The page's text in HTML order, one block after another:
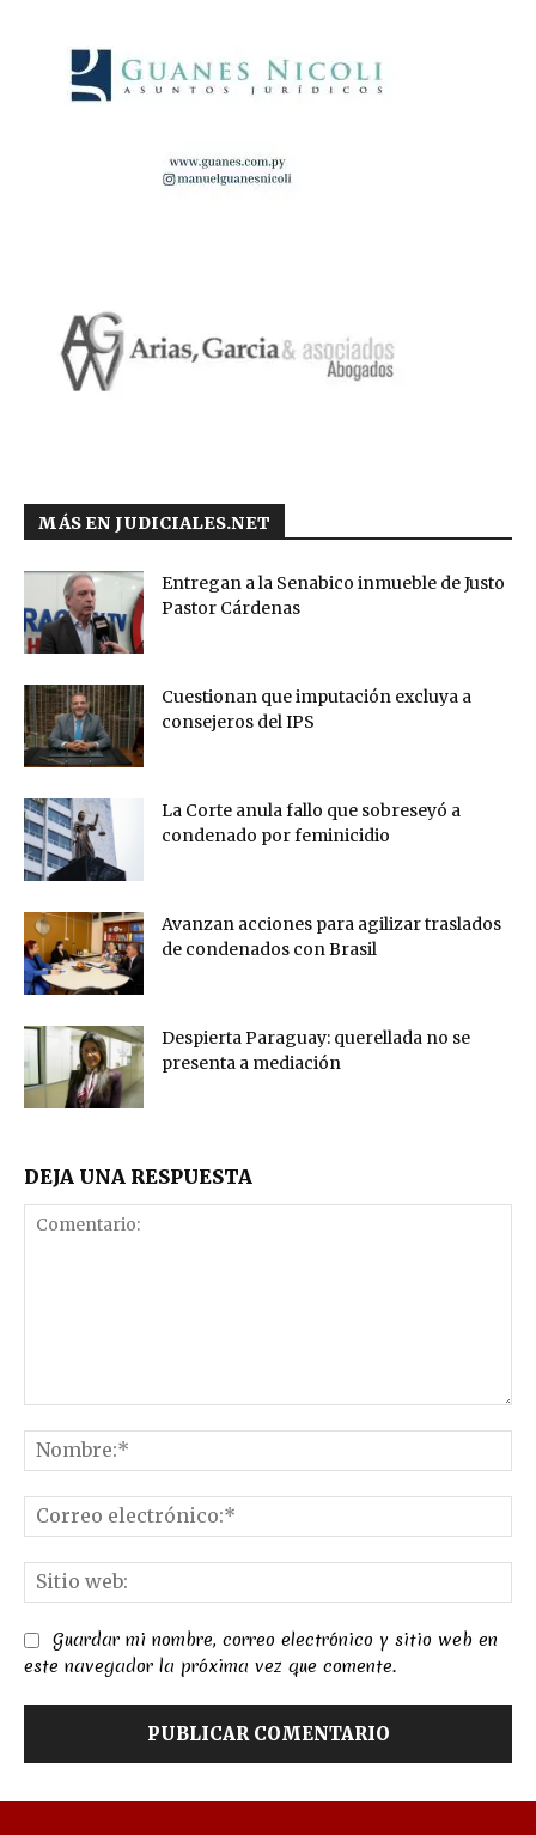
MÁS EN JUDICIALES.NET
Entregan a la Senabico inmueble de Justo
Pastor Cárdenas
Cuestionan que imputación excluya a
consejeros del IPS
La Corte anula fallo que sobreseyó a
condenado por feminicidio
Avanzan acciones para agilizar traslados
de condenados con Brasil
Despierta Paraguay: querellada no se
presenta a mediación
DEJA UNA RESPUESTA
Guardar mi nombre, correo electrónico y sitio web en
este navegador la próxima vez que comente.